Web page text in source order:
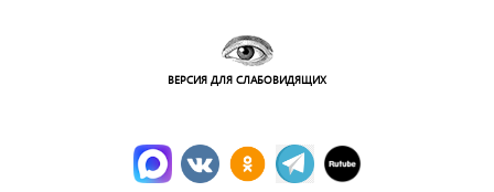
ВЕРСИЯ ДЛЯ СЛАБОВИДЯЩИХ